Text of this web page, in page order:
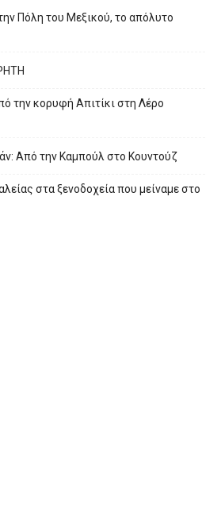
Πόλη του Μεξικού, το απόλυτο
την κορυφή Απιτίκι στη Λέρο
Από την Καμπούλ στο Κουντούζ
στα ξενοδοχεία που μείναμε στο